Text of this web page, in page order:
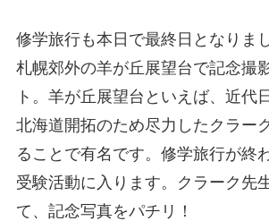
修学旅行も本日で最終日となりま
札幌郊外の羊が丘展望台で記念撮
ト。羊が丘展望台といえば、近代
北海道開拓のため尽力したクラー
ることで有名です。修学旅行が終
受験活動に入ります。クラーク先
て、記念写真をパチリ！